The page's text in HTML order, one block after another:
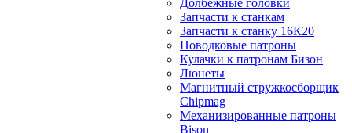
Долбежные головки
Запчасти к станкам
Запчасти к станку 16К20
Поводковые патроны
Кулачки к патронам Бизон
Люнеты
Магнитный стружкосборщик
Chipmag
Механизированные патроны
Bison